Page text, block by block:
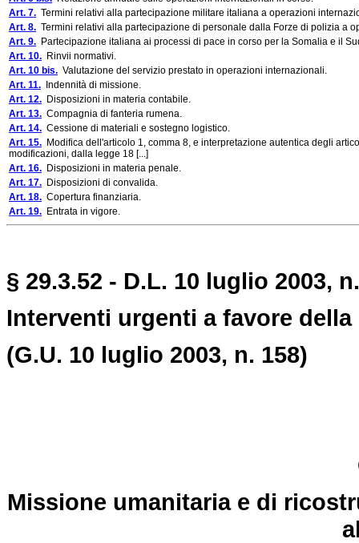
Art. 7. Termini relativi alla partecipazione militare italiana a operazioni
Art. 8. Termini relativi alla partecipazione di personale dalla Forze di polizia a
Art. 9. Partecipazione italiana ai processi di pace in corso per la Somalia e il
Art. 10. Rinvii normativi.
Art. 10 bis. Valutazione del servizio prestato in operazioni internazionali.
Art. 11. Indennità di missione.
Art. 12. Disposizioni in materia contabile.
Art. 13. Compagnia di fanteria rumena.
Art. 14. Cessione di materiali e sostegno logistico.
Art. 15. Modifica dell'articolo 1, comma 8, e interpretazione autentica degli
modificazioni, dalla legge 18 [...]
Art. 16. Disposizioni in materia penale.
Art. 17. Disposizioni di convalida.
Art. 18. Copertura finanziaria.
Art. 19. Entrata in vigore.
§ 29.3.52 - D.L. 10 luglio 2003,
Interventi urgenti a favore
(G.U. 10 luglio 2003, n. 158)
Missione umanitaria e di